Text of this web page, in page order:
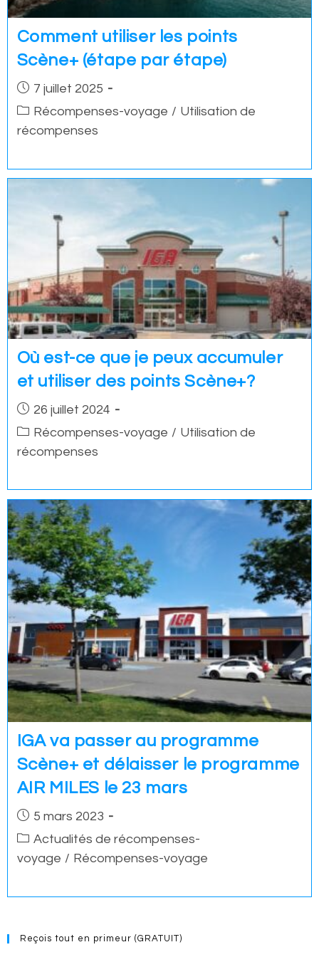
Comment utiliser les points
Scène+ (étape par étape)
Post7 juillet 2025
PostRécompenses-voyage / Utilisation de
récompenses
Où est-ce que je peux accumuler
et utiliser des points Scène+?
Post26 juillet 2024
PostRécompenses-voyage / Utilisation de
récompenses
IGA va passer au programme
Scène+ et délaisser le programme
AIR MILES le 23 mars
Post5 mars 2023
PostActualités de récompenses-
voyage / Récompenses-voyage
Reçois tout en primeur (GRATUIT)